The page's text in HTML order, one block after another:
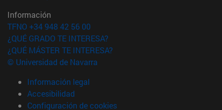
Información
TFNO +34 948 42 56 00
¿QUÉ GRADO TE INTERESA?
¿QUÉ MÁSTER TE INTERESA?
© Universidad de Navarra
Información legal
Accesibilidad
Configuración de cookies